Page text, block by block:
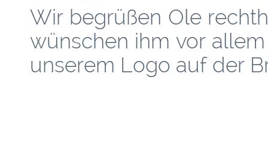
Wir begrüßen Ole
wünschen ihm vor
unserem Logo auf der